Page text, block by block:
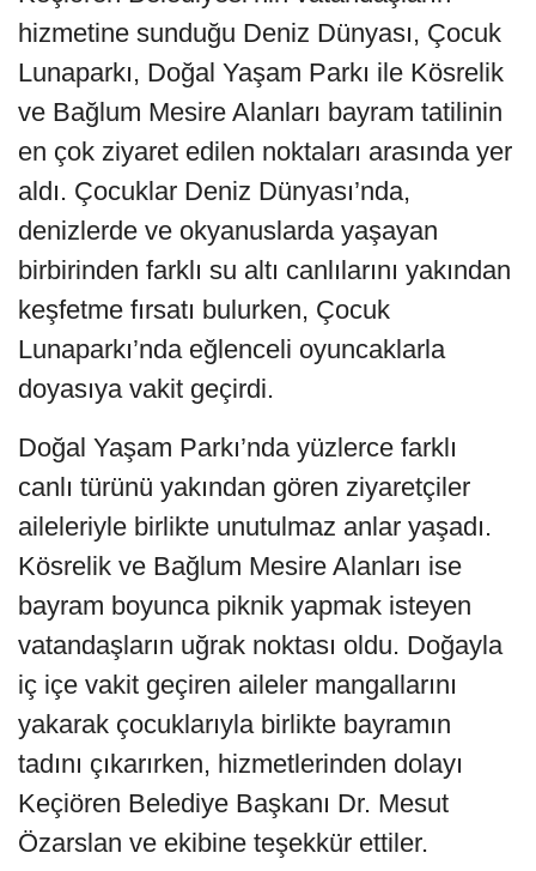
hizmetine sunduğu Deniz Dünyası, Çocuk
Lunaparkı, Doğal Yaşam Parkı ile Kösrelik
ve Bağlum Mesire Alanları bayram tatilinin
en çok ziyaret edilen noktaları arasında yer
aldı. Çocuklar Deniz Dünyası’nda,
denizlerde ve okyanuslarda yaşayan
birbirinden farklı su altı canlılarını yakından
keşfetme fırsatı bulurken, Çocuk
Lunaparkı’nda eğlenceli oyuncaklarla
doyasıya vakit geçirdi.
Doğal Yaşam Parkı’nda yüzlerce farklı
canlı türünü yakından gören ziyaretçiler
aileleriyle birlikte unutulmaz anlar yaşadı.
Kösrelik ve Bağlum Mesire Alanları ise
bayram boyunca piknik yapmak isteyen
vatandaşların uğrak noktası oldu. Doğayla
iç içe vakit geçiren aileler mangallarını
yakarak çocuklarıyla birlikte bayramın
tadını çıkarırken, hizmetlerinden dolayı
Keçiören Belediye Başkanı Dr. Mesut
Özarslan ve ekibine teşekkür ettiler.